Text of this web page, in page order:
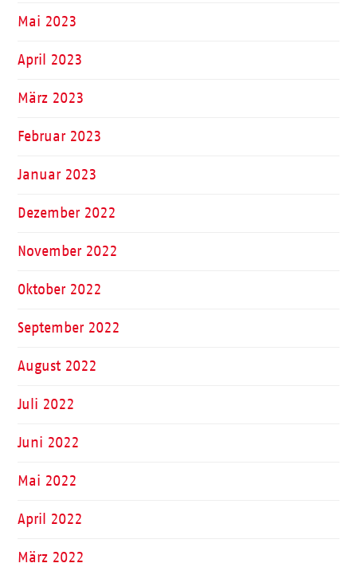
Mai 2023
April 2023
März 2023
Februar 2023
Januar 2023
Dezember 2022
November 2022
Oktober 2022
September 2022
August 2022
Juli 2022
Juni 2022
Mai 2022
April 2022
März 2022